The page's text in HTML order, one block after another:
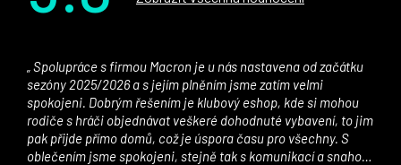
sezóny 2025/2026 a s jejím plněním jsme zatím velmi
spokojeni. Dobrým řešením je klubový eshop, kde si mohou
rodiče s hráči objednávat veškeré dohodnuté vybavení, to jim
pak přijde přímo domů, což je úspora času pro všechny. S
oblečením jsme spokojeni, stejně tak s komunikací a snahou